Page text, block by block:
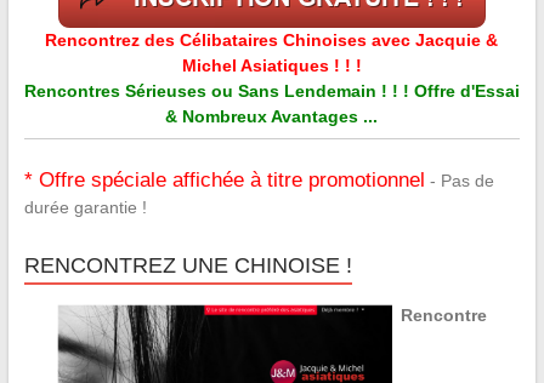
Rencontrez des Célibataires Chinoises avec Jacquie &
Michel Asiatiques ! ! !
Rencontres Sérieuses ou Sans Lendemain ! ! ! Offre d'Essai
& Nombreux Avantages ...
* Offre spéciale affichée à titre promotionnel - Pas de
durée garantie !
RENCONTREZ UNE CHINOISE !
Rencontre